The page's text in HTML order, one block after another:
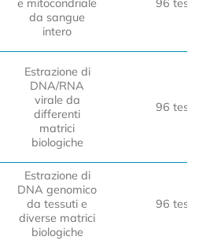
e mitocondriale
da sangue
intero
96 test
Estrazione di
DNA/RNA
virale da
differenti
matrici
biologiche
96 test
Estrazione di
DNA genomico
da tessuti e
diverse matrici
biologiche
96 test